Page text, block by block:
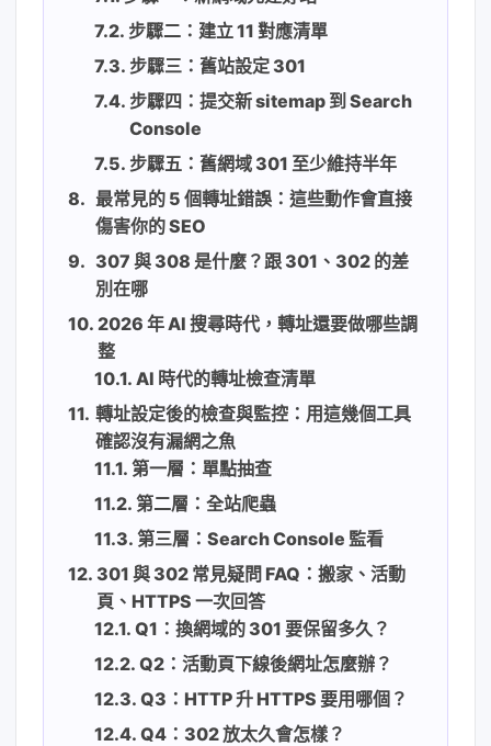
步驟二：建立 11 對應清單
步驟三：舊站設定 301
步驟四：提交新 sitemap 到 Search
Console
步驟五：舊網域 301 至少維持半年
最常見的 5 個轉址錯誤：這些動作會直接
傷害你的 SEO
307 與 308 是什麼？跟 301、302 的差
別在哪
2026 年 AI 搜尋時代，轉址還要做哪些調
整
AI 時代的轉址檢查清單
轉址設定後的檢查與監控：用這幾個工具
確認沒有漏網之魚
第一層：單點抽查
第二層：全站爬蟲
第三層：Search Console 監看
301 與 302 常見疑問 FAQ：搬家、活動
頁、HTTPS 一次回答
Q1：換網域的 301 要保留多久？
Q2：活動頁下線後網址怎麼辦？
Q3：HTTP 升 HTTPS 要用哪個？
Q4：302 放太久會怎樣？